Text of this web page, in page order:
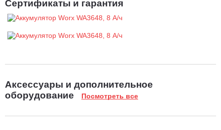
Сертификаты и гарантия
Аксессуары и дополнительное
оборудование
Посмотреть все